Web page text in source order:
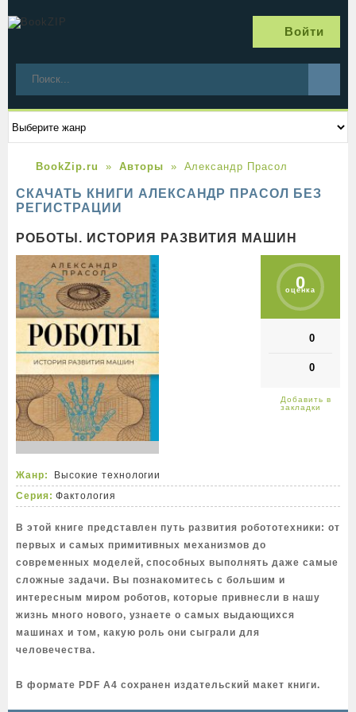
Войти
BookZip.ru Авторы Александр Прасол
СКАЧАТЬ КНИГИ АЛЕКСАНДР ПРАСОЛ БЕЗ
РЕГИСТРАЦИИ
РОБОТЫ. ИСТОРИЯ РАЗВИТИЯ МАШИН
0
оценка
0
0
Жанр:
Высокие технологии
Серия: Фактология
В этой книге представлен путь развития робототехники: от
первых и самых примитивных механизмов до
современных моделей, способных выполнять даже самые
сложные задачи. Вы познакомитесь с большим и
интересным миром роботов, которые привнесли в нашу
жизнь много нового, узнаете о самых выдающихся
машинах и том, какую роль они сыграли для
человечества.
В формате PDF A4 сохранен издательский макет книги.